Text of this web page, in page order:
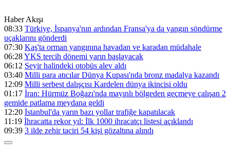
Haber Akışı
08:33 Türkiye, İspanya'nın ardından Fransa'ya da yangın söndürme
uçaklarını gönderdi
07:30 Kaş'ta orman yangınına havadan ve karadan müdahale
06:28YKS tercih dönemi yarın başlayacak
06:12 Seyir halindeki otobüs alev aldı
03:40 Milli para atıcılar Dünya Kupası'nda bronz madalya kazandı
12:09 Milli serbest dalışçısı Kardelen dünya ikincisi oldu
01:17 İran: Hürmüz Boğazı'nda mayınlı bölgeden geçmeye çalışan 2
gemide patlama meydana geldi
12:20 İstanbul'da yarın bazı yollar trafiğe kapatılacak
11:19 İhracatta rekor yıl: İlk 1000 ihracatçı listesi açıklandı
09:39 3 ilde zehir taciri 54 kişi gözaltına alındı